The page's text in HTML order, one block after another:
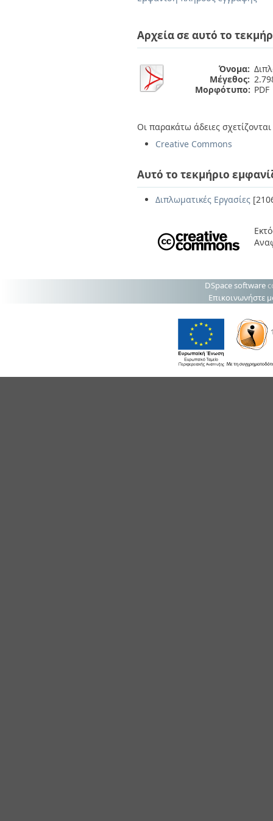
Αρχεία σε αυτό το
Όνομα:
Μέγεθος:
Μορφότυπο: PDF
Οι παρακάτω άδειες
Creative Commons
Αυτό το τεκμήριο
Διπλωματικές Εργασίες
DSpace software
Επικοινωνήστε